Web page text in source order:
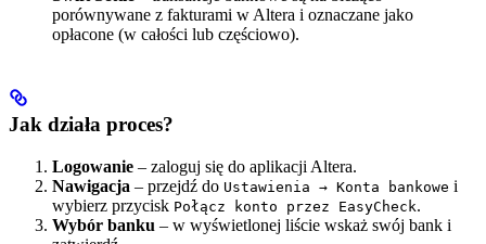
porównywane z fakturami w Altera i oznaczane jako
opłacone (w całości lub częściowo).
Jak działa proces?
Logowanie – zaloguj się do aplikacji Altera.
Nawigacja – przejdź do Ustawienia → Konta bankowe i
wybierz przycisk Połącz konto przez EasyCheck.
Wybór banku – w wyświetlonej liście wskaż swój bank i